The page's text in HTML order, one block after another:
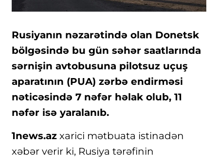
Rusiyanın nəzarətində olan Donetsk
bölgəsində bu gün səhər saatlarında
sərnişin avtobusuna pilotsuz uçuş
aparatının (PUA) zərbə endirməsi
nəticəsində 7 nəfər həlak olub, 11
nəfər isə yaralanıb.
1news.az xarici mətbuata istinadən
xəbər verir ki, Rusiya tərəfinin